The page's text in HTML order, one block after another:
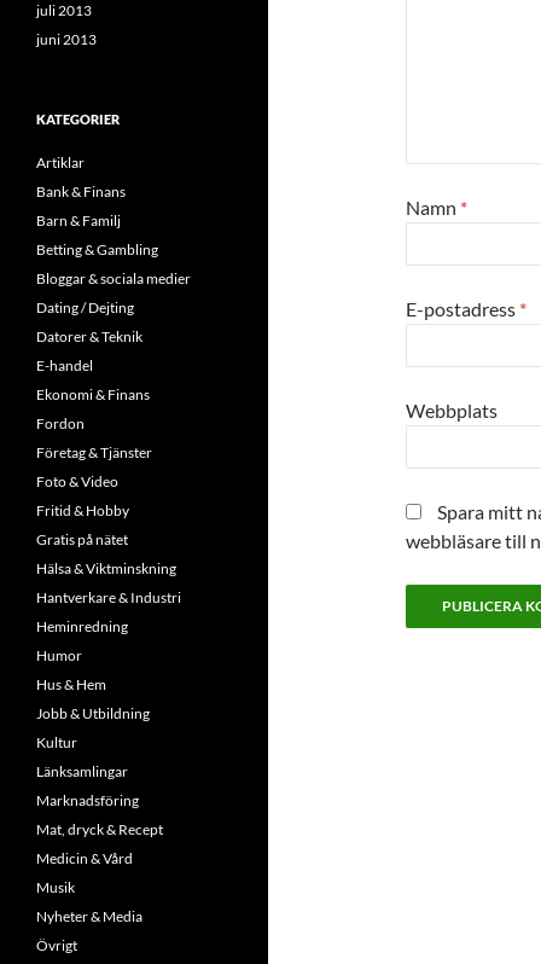
Namn *
E-postadress *
Webbplats
Spara mitt
webbläsare till
juli 2013
juni 2013
KATEGORIER
Artiklar
Bank & Finans
Barn & Familj
Betting & Gambling
Bloggar & sociala medier
Dating / Dejting
Datorer & Teknik
E-handel
Ekonomi & Finans
Fordon
Företag & Tjänster
Foto & Video
Fritid & Hobby
Gratis på nätet
Hälsa & Viktminskning
Hantverkare & Industri
Heminredning
Humor
Hus & Hem
Jobb & Utbildning
Kultur
Länksamlingar
Marknadsföring
Mat, dryck & Recept
Medicin & Vård
Musik
Nyheter & Media
Övrigt